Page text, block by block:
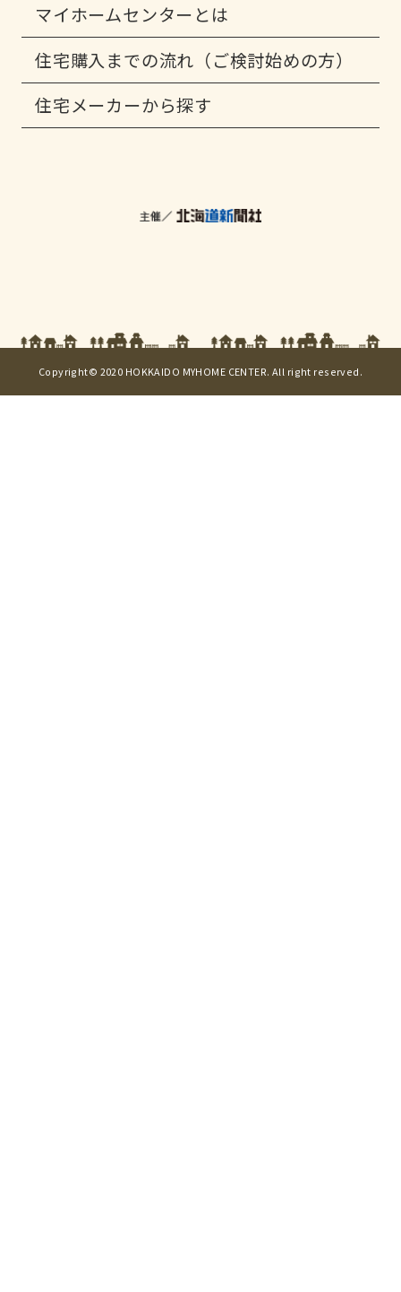
マイホームセンターとは
住宅購入までの流れ（ご検討始めの方）
住宅メーカーから探す
Copyright© 2020 HOKKAIDO MYHOME CENTER. All right reserved.